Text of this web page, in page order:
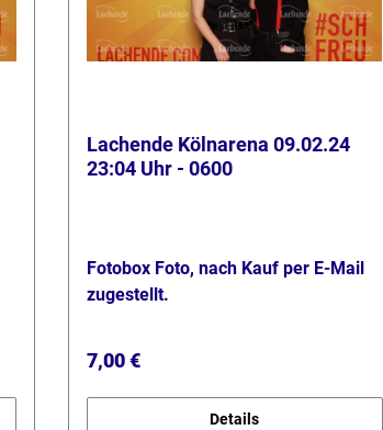
Lachende Kölnarena 09.02.24
23:04 Uhr - 0600
Fotobox Foto, nach Kauf per E-Mail
zugestellt.
Regulärer Preis:
7,00 €
Details